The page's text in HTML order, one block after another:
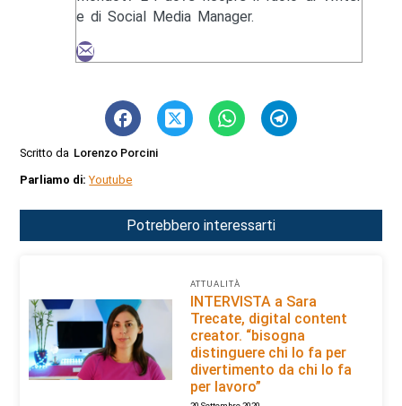
e di Social Media Manager.
Scritto da Lorenzo Porcini
Parliamo di:Youtube
Potrebbero interessarti
ATTUALITÀ
INTERVISTA a Sara
Trecate, digital content
creator. “bisogna
distinguere chi lo fa per
divertimento da chi lo fa
per lavoro”